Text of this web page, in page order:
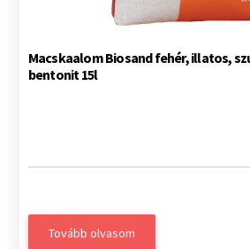
Macskaalom Biosand fehér, illatos,
bentonit 15l
Tovább olvasom